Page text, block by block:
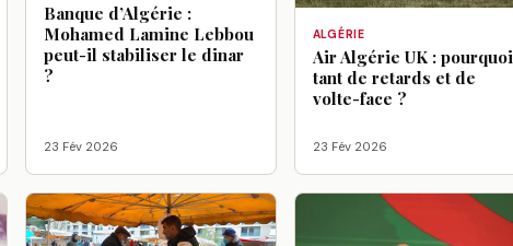
Banque d’Algérie :
Mohamed Lamine Lebbou
peut-il stabiliser le dinar
?
23 Fév 2026
ALGÉRIE
Air Algérie UK : pourquoi
tant de retards et de
volte-face ?
23 Fév 2026